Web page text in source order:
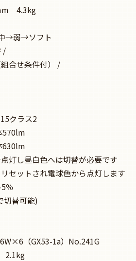
4.3kg
→弱→ソフト
/
合せ条件付） /
クラス2
570lm
630lm
灯し昼白色へは切替が必要です
セットされ電球色から点灯します
％
切替可能)
（GX53-1a）No.241G